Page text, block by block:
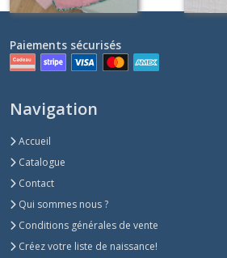
Paiements sécurisés
Navigation
Accueil
Catalogue
Contact
Qui sommes nous ?
Conditions générales de vente
Créez votre liste de naissance!